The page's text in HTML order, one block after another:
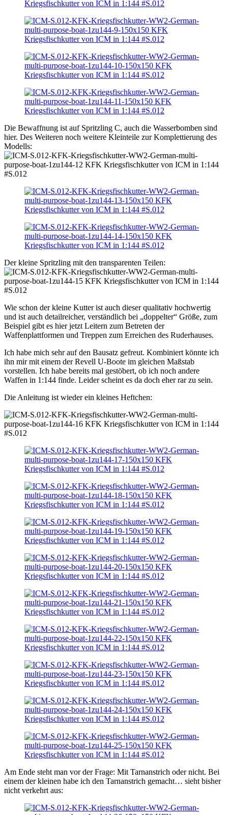
Die Bewaffnung ist auf Spritzling C, auch die Wasserbomben sind
hier. Des Weiteren noch weitere Kleinteile zur Komplettierung des
Modells:
Der kleine Spritzling mit den transparenten Teilen:
Wie schon der kleine Kutter ist auch dieser qualitativ hochwertig
und ist auch detailreicher, verständlich bei „doppelter“ Größe, zum
Beispiel gibt es hier jetzt Leitern zum Betreten der
Waffenplattformen und Treppen zum Erreichen des Ruderhauses.
Ich habe mich sehr auf den Bausatz gefreut. Kombiniert könnte ich
ihn mir mit einem der Revell U-Boote im gleichen Maßstab
vorstellen. Ich habe bereits mal gestöbert, ob ich noch andere
Waffen in 1:144 finde. Leider scheint es da doch eher rar zu sein.
Die Anleitung ist wieder ein kleines Heftchen:
Am Ende steht man vor der Frage: Mit Tarnanstrich oder nicht. Bei
einem der kleinen habe ich den Tarnanstrich gemacht… sieht bisher
nicht verkehrt aus: